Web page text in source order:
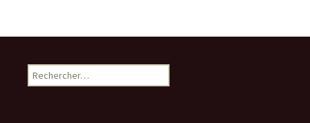
Rechercher :